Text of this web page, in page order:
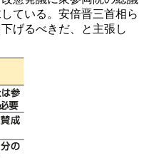
ている。安倍晋三首相ら
げるべきだ、と主張し